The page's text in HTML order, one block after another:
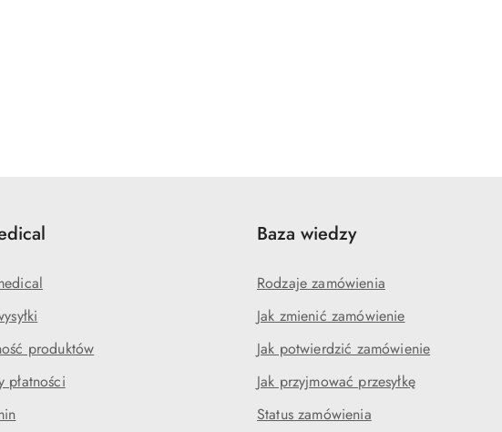
produktów
płatności
Baza wiedzy
Rodzaje zamówienia
Jak zmienić zamówienie
Jak potwierdzić zamówienie
Jak przyjmować przesyłkę
Status zamówienia